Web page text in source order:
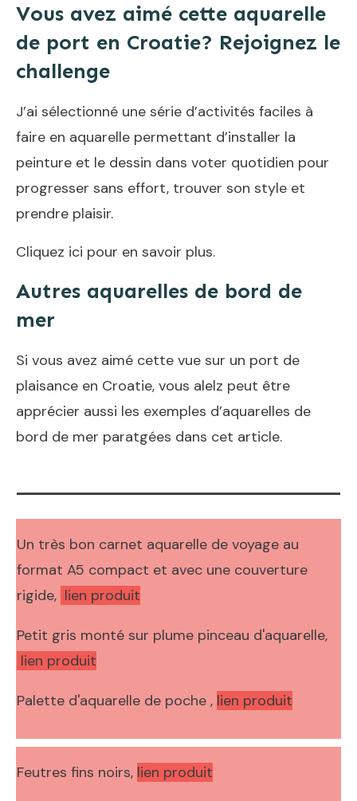
Vous avez aimé cette aquarelle
de port en Croatie? Rejoignez le
challenge
J’ai sélectionné une série d’activités faciles à
faire en aquarelle permettant d’installer la
peinture et le dessin dans voter quotidien pour
progresser sans effort, trouver son style et
prendre plaisir.
Cliquez ici pour en savoir plus.
Autres aquarelles de bord de
mer
Si vous avez aimé cette vue sur un port de
plaisance en Croatie, vous alelz peut être
apprécier aussi les exemples d’aquarelles de
bord de mer paratgées dans cet article.
Un très bon carnet aquarelle de voyage au
format A5 compact et avec une couverture
rigide, lien produit
Petit gris monté sur plume pinceau d'aquarelle,
lien produit
Palette d'aquarelle de poche , lien produit
Feutres fins noirs, lien produit